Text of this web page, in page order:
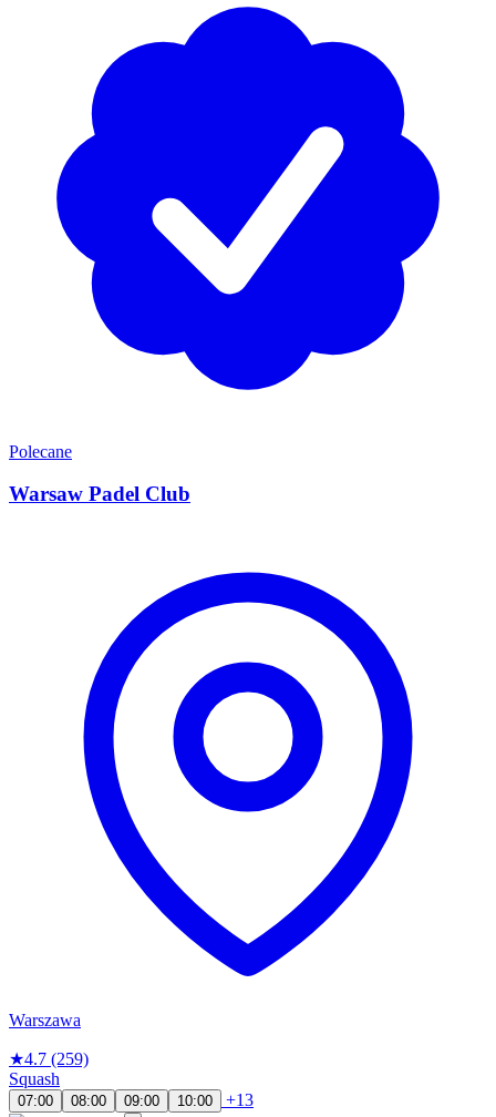
Polecane
Warsaw Padel Club
Warszawa
★4.7 (259)
Squash
07:00 08:00 09:00 10:00
+13